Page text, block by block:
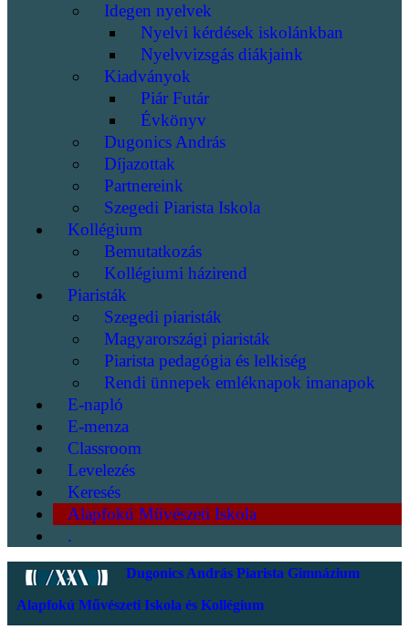
Idegen nyelvek
Nyelvi kérdések iskolánkban
Nyelvvizsgás diákjaink
Kiadványok
Piár Futár
Évkönyv
Dugonics András
Díjazottak
Partnereink
Szegedi Piarista Iskola
Kollégium
Bemutatkozás
Kollégiumi házirend
Piaristák
Szegedi piaristák
Magyarországi piaristák
Piarista pedagógia és lelkiség
Rendi ünnepek emléknapok imanapok
E-napló
E-menza
Classroom
Levelezés
Keresés
Alapfokú Művészeti Iskola
.
Dugonics András Piarista Gimnázium
Alapfokú Művészeti Iskola és Kollégium